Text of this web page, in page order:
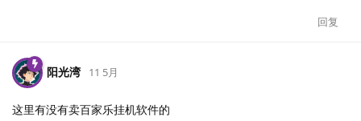
回复
阳光湾 11 5月
这里有没有卖百家乐挂机软件的